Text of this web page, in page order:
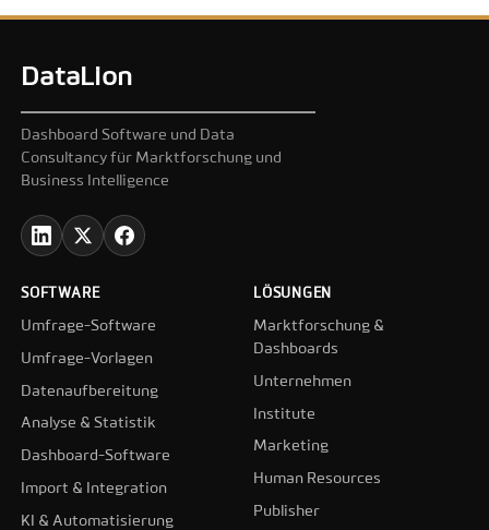
DataLion
Dashboard Software und Data
Consultancy für Marktforschung und
Business Intelligence
SOFTWARE
Umfrage-Software
Umfrage-Vorlagen
Datenaufbereitung
Analyse & Statistik
Dashboard-Software
Import & Integration
KI & Automatisierung
LÖSUNGEN
Marktforschung &
Dashboards
Unternehmen
Institute
Marketing
Human Resources
Publisher